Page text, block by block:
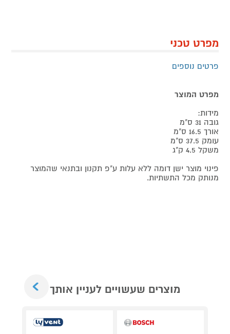
מפרט טכני
פרטים נוספים
מפרט המוצר
מידות:
גובה 31 ס"מ
אורך 16.5 ס"מ
עומק 37.5 ס"מ
משקל 4.5 ק"ג
פינוי מוצר ישן דומה ללא עלות ע"פ תקנון ובתנאי שהמוצר
מנותק מכל התשתיות.
מוצרים שעשויים לעניין אותך